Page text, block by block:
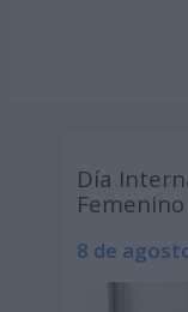
Día
Femenino
8 de